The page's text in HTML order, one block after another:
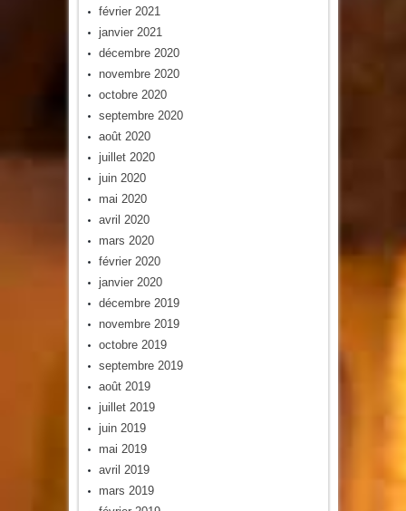
février 2021
janvier 2021
décembre 2020
novembre 2020
octobre 2020
septembre 2020
août 2020
juillet 2020
juin 2020
mai 2020
avril 2020
mars 2020
février 2020
janvier 2020
décembre 2019
novembre 2019
octobre 2019
septembre 2019
août 2019
juillet 2019
juin 2019
mai 2019
avril 2019
mars 2019